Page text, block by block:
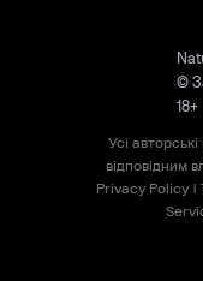
©
18+
Усі
відповідним
Privacy Policy|